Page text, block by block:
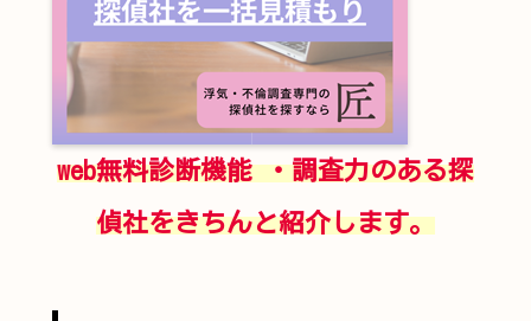
web無料診断機能 ・調査力のある探
偵社をきちんと紹介します。